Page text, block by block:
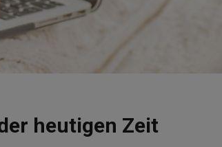
heutigen Zeit